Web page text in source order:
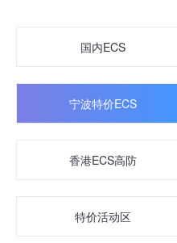
国内ECS
宁波特价ECS
香港ECS高防
特价活动区